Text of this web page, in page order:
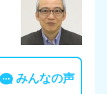
みんなの声